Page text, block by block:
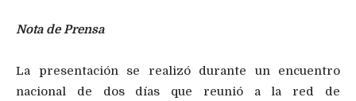
Nota de Prensa
La presentación se realizó durante un encuentro
nacional de dos días que reunió a la red de